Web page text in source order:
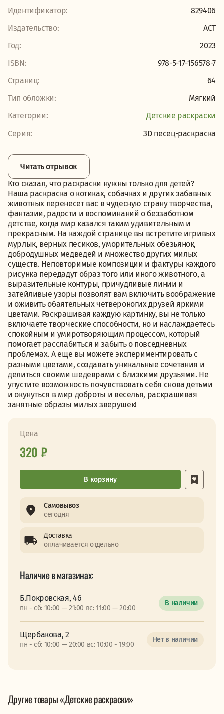
Идентификатор:
829406
Издательство:
АСТ
Год:
2023
ISBN:
978-5-17-156578-7
Страниц:
64
Тип обложки:
Мягкий
Категории:
Детские раскраски
Серия:
3D песец-раскраска
Читать отрывок
Кто сказал, что раскраски нужны только для детей?
Наша раскраска о котиках, собачках и других забавных
животных перенесет вас в чудесную страну творчества,
фантазии, радости и воспоминаний о беззаботном
детстве, когда мир казался таким удивительным и
прекрасным. На каждой странице вы встретите игривых
мурлык, верных песиков, уморительных обезьянок,
добродушных медведей и множество других милых
существ. Неповторимые композиции и фактуры каждого
рисунка передадут образ того или иного животного, а
выразительные контуры, причудливые линии и
затейливые узоры позволят вам включить воображение
и оживить обаятельных четвероногих друзей яркими
цветами. Раскрашивая каждую картинку, вы не только
включаете творческие способности, но и наслаждаетесь
спокойным и умиротворяющим процессом, который
помогает расслабиться и забыть о повседневных
проблемах. А еще вы можете экспериментировать с
разными цветами, создавать уникальные сочетания и
делиться своими шедеврами с близкими друзьями. Не
упустите возможность почувствовать себя снова детьми
и окунуться в мир доброты и веселья, раскрашивая
занятные образы милых зверушек!
Цена
320 ₽
В корзину
Самовывоз
сегодня
Доставка
оплачивается отдельно
Наличие в магазинах:
Б.Покровская, 46
пн - сб: 10:00 — 21:00 вс: 11:00 — 20:00
В наличии
Щербакова, 2
пн - сб: 10:00 — 20:00 вс: 10:00 - 19:00
Нет в наличии
Другие товары «Детские раскраски»